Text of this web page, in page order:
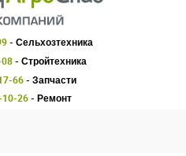
- Сельхозтехника
- Стройтехника
66- Запчасти
10-26- Ремонт